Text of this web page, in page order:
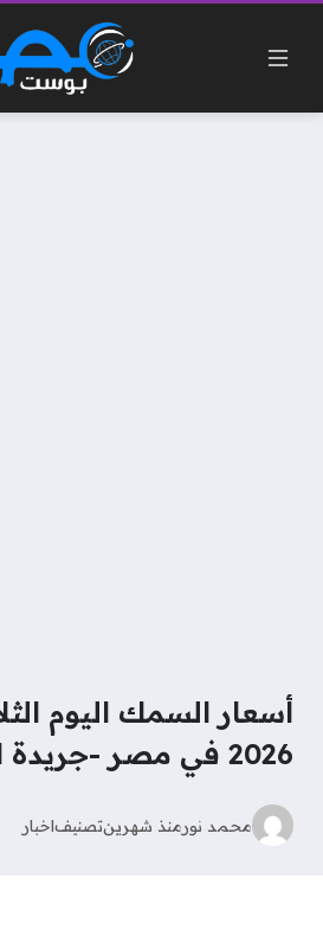
2026 في مصر -جريدة المال
محمد نورمنذ شهرينتصنيفاخبار